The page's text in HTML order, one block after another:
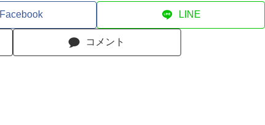
Facebook LINE
コメント